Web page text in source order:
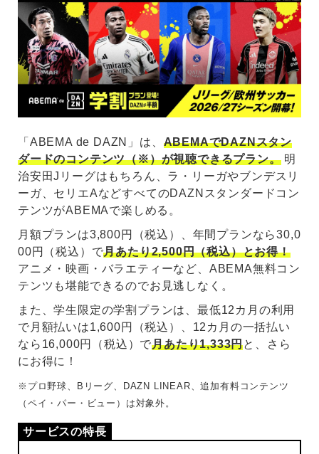
「ABEMA de DAZN」は、 ABEMAでDAZNスタン
ダードのコンテンツ（※）が視聴できるプラン。明
治安田Jリーグはもちろん、ラ・リーガやブンデスリ
ーガ、セリエAなどすべてのDAZNスタンダードコン
テンツがABEMAで楽しめる。
月額プランは3,800円（税込）、年間プランなら30,0
00円（税込）で月あたり2,500円（税込）とお得！
アニメ・映画・バラエティーなど、ABEMA無料コン
テンツも堪能できるのでお見逃しなく。
また、学生限定の学割プランは、最低12カ月の利用
で月額払いは1,600円（税込）、12カ月の一括払い
なら16,000円（税込）で月あたり1,333円と、さら
にお得に！
※プロ野球、Bリーグ、DAZN LINEAR、追加有料コンテンツ
（ペイ・パー・ビュー）は対象外。